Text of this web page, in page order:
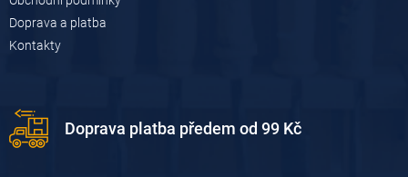
Doprava a platba
Kontakty
Doprava platba předem od 99 Kč